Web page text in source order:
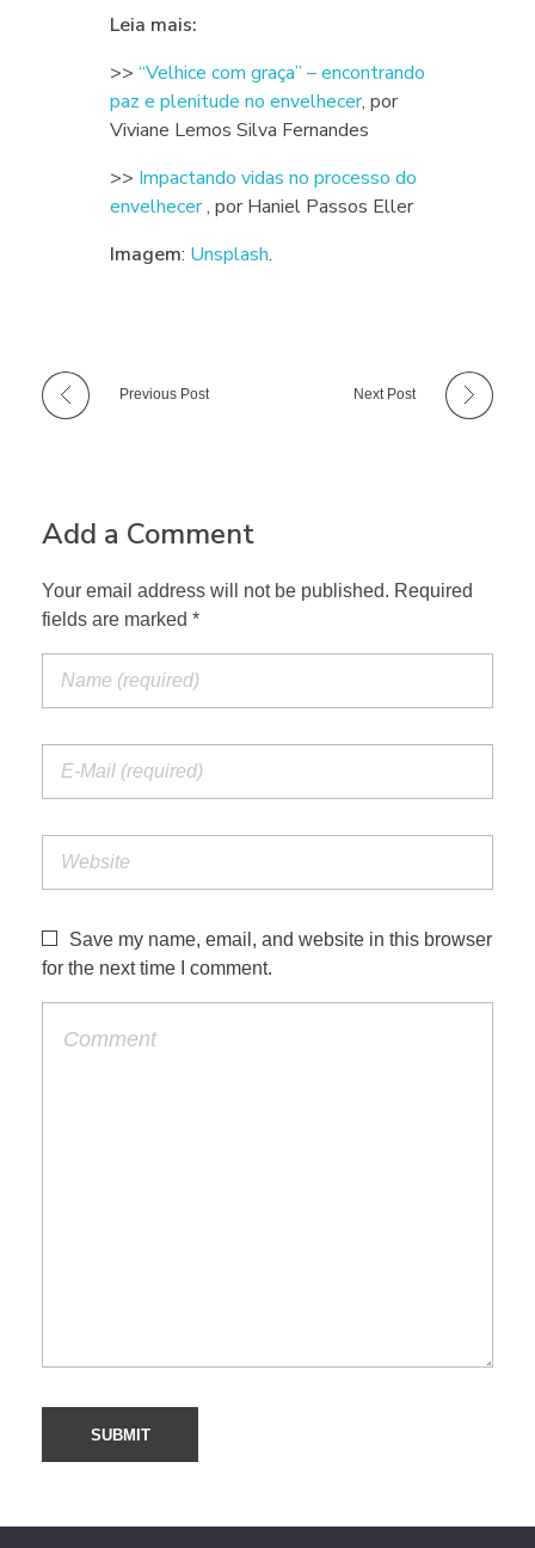
Leia mais:
>> “Velhice com graça” – encontrando
paz e plenitude no envelhecer, por
Viviane Lemos Silva Fernandes
>> Impactando vidas no processo do
envelhecer, por Haniel Passos Eller
Imagem: Unsplash.
Previous Post Next Post
Add a Comment
Your email address will not be published. Required
fields are marked *
Save my name, email, and website in this browser
for the next time I comment.